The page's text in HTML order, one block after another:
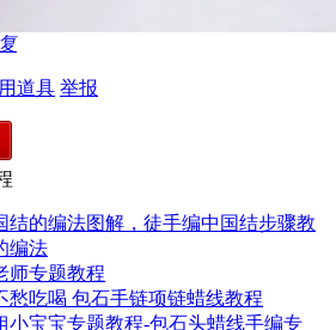
道具 举报
结的编法图解，徒手编中国结步骤教
编法
师专题教程
愁吃喝 包石手链项链蜡线教程
小宝宝专题教程-包石头蜡线手编专